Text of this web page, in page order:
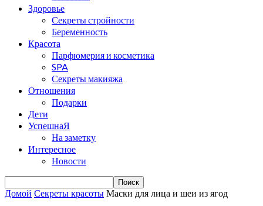
Здоровье
Секреты стройности
Беременность
Красота
Парфюмерия и косметика
SPA
Секреты макияжа
Отношения
Подарки
Дети
УспешнаЯ
На заметку
Интересное
Новости
Домой Секреты красоты Маски для лица и шеи из ягод